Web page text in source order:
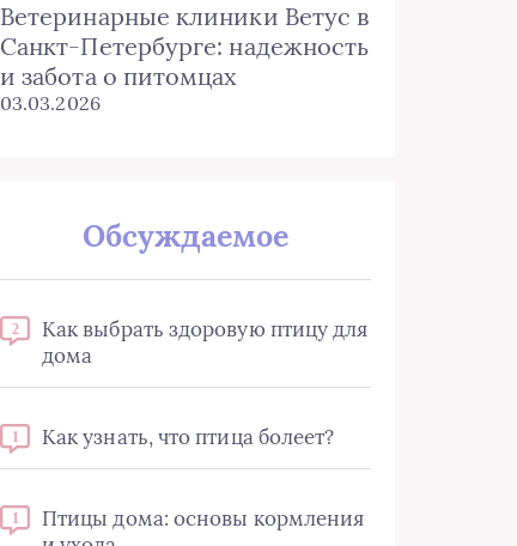
Ветеринарные клиники Ветус в
Санкт-Петербурге: надежность
и забота о питомцах
03.03.2026
Обсуждаемое
2
Как выбрать здоровую птицу для
дома
1 Как узнать, что птица болеет?
1
Птицы дома: основы кормления